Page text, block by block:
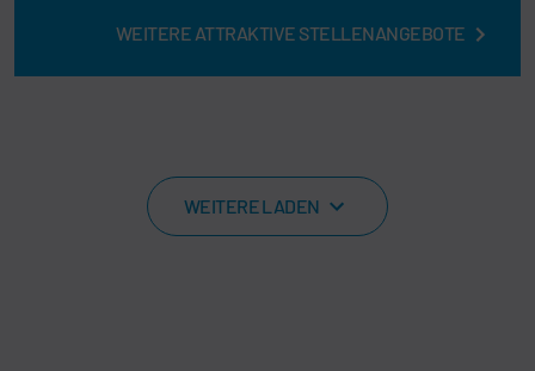
WEITERE ATTRAKTIVE STELLENANGEBOTE
WEITERE LADEN